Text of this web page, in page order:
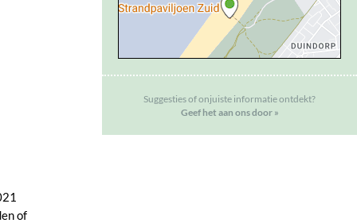
Suggesties of onjuiste informatie ontdekt?
Geef het aan ons door »
of